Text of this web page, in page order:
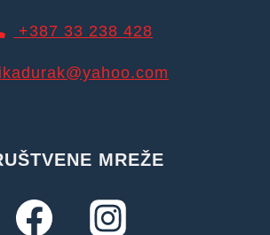
+387 33 238 428
MREŽE